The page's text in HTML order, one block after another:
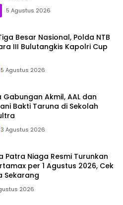
5 Agustus 2026
Besar Nasional, Polda NTB
III Bulutangkis Kapolri Cup
5 Agustus 2026
Gabungan Akmil, AAL dan
Bakti Taruna di Sekolah
3 Agustus 2026
Patra Niaga Resmi Turunkan
per 1 Agustus 2026, Cek
Sekarang
2026